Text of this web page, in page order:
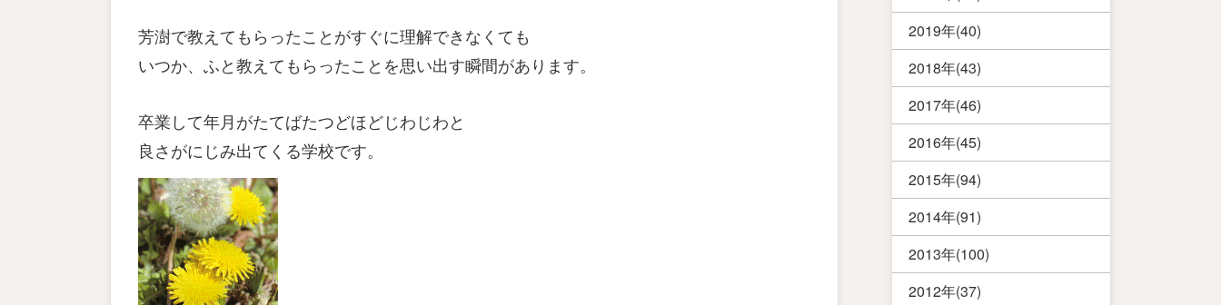
芳澍で教えてもらったことがすぐに理解できなくても
いつか、ふと教えてもらったことを思い出す瞬間があります。
卒業して年月がたてばたつどほどじわじわと
良さがにじみ出てくる学校です。
2019年(40)
2018年(43)
2017年(46)
2016年(45)
2015年(94)
2014年(91)
2013年(100)
2012年(37)